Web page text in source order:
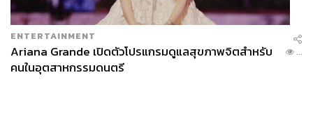
ENTERTAINMENT
Ariana Grande เปิดตัวโปรแกรมดูแลสุขภาพจิตสำหรับ
คนในอุตสาหกรรมดนตรี
...